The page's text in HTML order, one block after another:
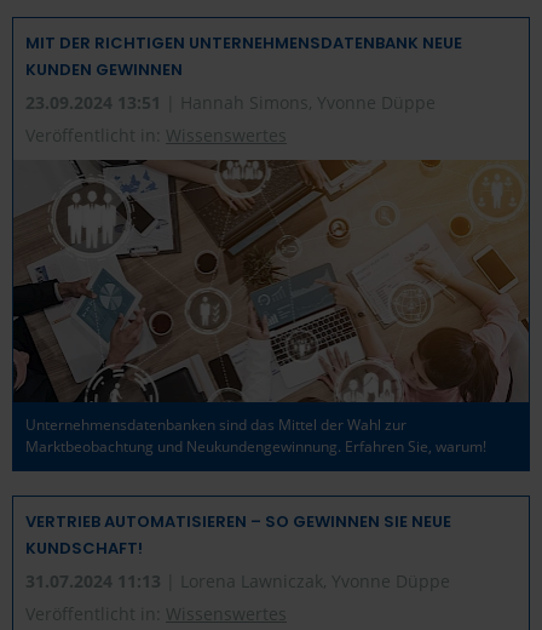
MIT DER RICHTIGEN UNTERNEHMENSDATENBANK NEUE
KUNDEN GEWINNEN
23.09.2024 13:51
| Hannah Simons, Yvonne Düppe
Veröffentlicht in: Wissenswertes
Unternehmensdatenbanken sind das Mittel der Wahl zur
Marktbeobachtung und Neukundengewinnung. Erfahren Sie, warum!
VERTRIEB AUTOMATISIEREN – SO GEWINNEN SIE NEUE
KUNDSCHAFT!
31.07.2024 11:13
| Lorena Lawniczak, Yvonne Düppe
Veröffentlicht in: Wissenswertes